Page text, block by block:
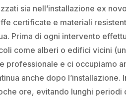
sia nell’installazione ex
certificate e materiali
Prima di ogni intervento
come alberi o edifici vicini
professionale e ci occupiamo
anche dopo
ore, evitando lunghi periodi